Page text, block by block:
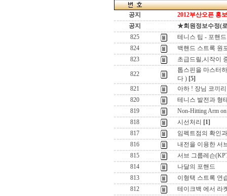
공지
2012부산오픈 홍
공지
★회원정보수정(
825
테니스 팁 - 포핸드
824
백핸드 스트록 원
823
초급드릴,시작이
822
톱스핀을 마스터
다 ) [5]
821
아하 ! 장님 코끼
820
테니스 발전과 형
819
Non-Hitting Arm on
818
시선처리
[1]
817
임펙트점의 확인
816
내전을 이용한 서
815
서브 그룹레슨
814
나달의 포핸드
813
이형택 스트록 연
812
테이크백 에서 라